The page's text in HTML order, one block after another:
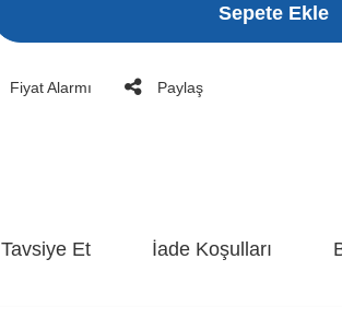
Sepete Ekle
Fiyat Alarmı Paylaş
Tavsiye Et İade Koşulları